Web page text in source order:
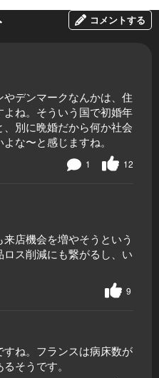
コメントする
デンマークなんかは、住
ね。そういう国で初婚年
別に晩婚だから何か社会
な〜と感じますね。
12
1
店機会を増やそうという
ス削減にも繋がるし、い
9
ね。フランスは病床数が
そうです。